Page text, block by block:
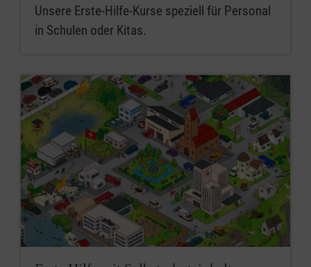
Unsere Erste-Hilfe-Kurse speziell für Personal
in Schulen oder Kitas.